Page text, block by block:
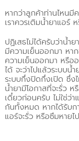
หากว่าลูกค้าท่านไหนมี
เราควรเติมน้ำยาแอร์
ปฏิเสธไม่ได้ครับว่าน้ำ
มีความเย็นออกมา หา
ความเย็นออกมา หรือ
ได้ จะว่าไปแล้วระบบน้
ระบบกึ่งปิดกึ่งเปิด ซึ่ง
น้ำยามีโอกาสที่จะรั่ว
เดี๋ยวก่อนครับ ไม่ใช่ว่
กันทั้งหมด หากได้รับ
แอร์จะรั่ว หรือซึมหาย